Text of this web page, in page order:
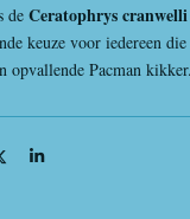
de Ceratophrys
keuze voor iedereen
opvallende Pacman
S